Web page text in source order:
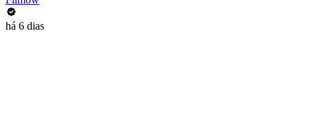
há 6 dias